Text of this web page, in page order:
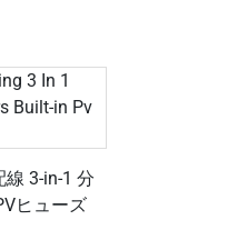
3-in-1 分
ヒューズ